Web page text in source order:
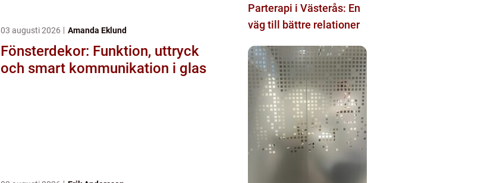
03 augusti 2026 Amanda Eklund
Fönsterdekor: Funktion, uttryck
och smart kommunikation i glas
Parterapi i Västerås: En
väg till bättre relationer